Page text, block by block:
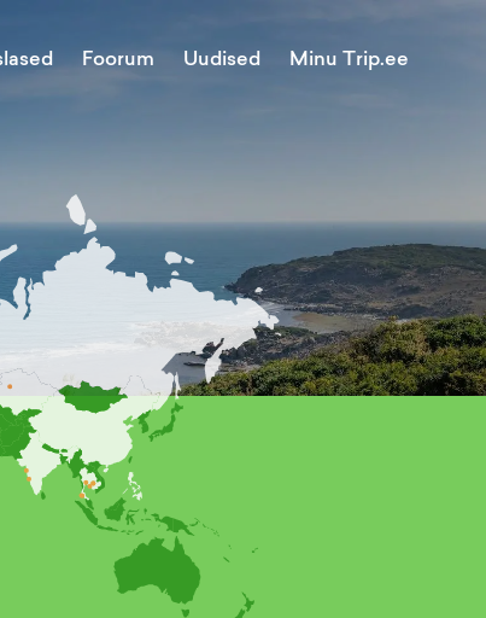
Foorum Uudised Minu Trip.ee